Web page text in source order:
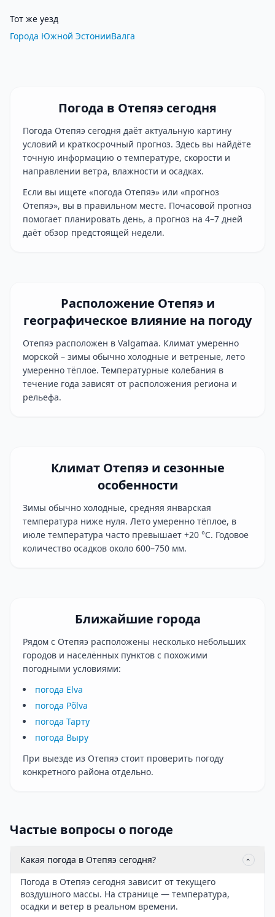
Тот же уезд
Города Южной ЭстонииВалга
Погода в Отепяэ сегодня
Погода Отепяэ сегодня даёт актуальную картину
условий и краткосрочный прогноз. Здесь вы найдёте
точную информацию о температуре, скорости и
направлении ветра, влажности и осадках.
Если вы ищете «погода Отепяэ» или «прогноз
Отепяэ», вы в правильном месте. Почасовой прогноз
помогает планировать день, а прогноз на 4–7 дней
даёт обзор предстоящей недели.
Расположение Отепяэ и
географическое влияние на погоду
Отепяэ расположен в Valgamaa. Климат умеренно
морской – зимы обычно холодные и ветреные, лето
умеренно тёплое. Температурные колебания в
течение года зависят от расположения региона и
рельефа.
Климат Отепяэ и сезонные
особенности
Зимы обычно холодные, средняя январская
температура ниже нуля. Лето умеренно тёплое, в
июле температура часто превышает +20 °C. Годовое
количество осадков около 600–750 мм.
Ближайшие города
Рядом с Отепяэ расположены несколько небольших
городов и населённых пунктов с похожими
погодными условиями:
погода Elva
погода Põlva
погода Тарту
погода Выру
При выезде из Отепяэ стоит проверить погоду
конкретного района отдельно.
Частые вопросы о погоде
Какая погода в Отепяэ сегодня? ‹
Погода в Отепяэ сегодня зависит от текущего
воздушного массы. На странице — температура,
осадки и ветер в реальном времени.